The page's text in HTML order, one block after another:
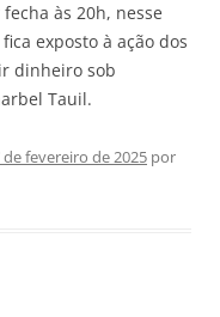
às 20h, nesse
exposto à ação dos
dinheiro sob
Tauil.
de fevereiro de 2025 por